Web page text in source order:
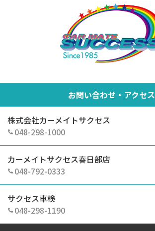
お問い合わせ・アクセス
株式会社カーメイトサクセス
048-298-1000
カーメイトサクセス春日部店
048-792-0333
サクセス車検
048-298-1190